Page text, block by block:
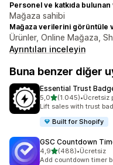
Personel ve katkıda
Mağaza sahibi
Mağaza verilerini görüntüle
Ürünler, Online Mağaza,
Ayrıntıları inceleyin
Buna benzer diğer
Essential Trust
5,05 yıldız üzerinden
(1.045)
toplam 1045 •Ücretsiz
Lift sales with trust
Built for Shopify
GSC Countdown
4,95 yıldız üzerinden
(488)
toplam 488 •Ücretsiz
Add countdown timer